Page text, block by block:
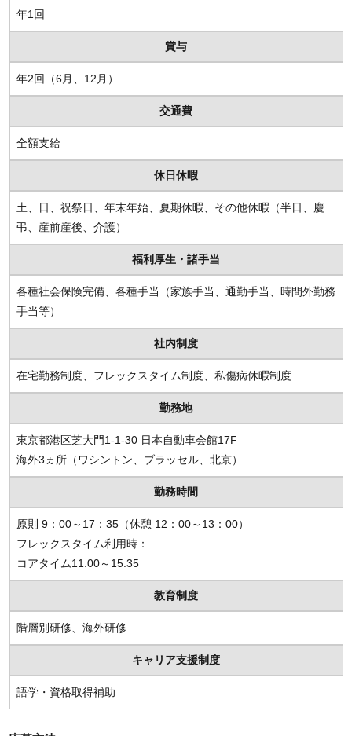
年1回
賞与
年2回（6月、12月）
交通費
全額支給
休日休暇
土、日、祝祭日、年末年始、夏期休暇、その他休暇（半日、慶
弔、産前産後、介護）
福利厚生・諸手当
各種社会保険完備、各種手当（家族手当、通勤手当、時間外勤務
手当等）
社内制度
在宅勤務制度、フレックスタイム制度、私傷病休暇制度
勤務地
東京都港区芝大門1-1-30 日本自動車会館17F
海外3ヵ所（ワシントン、ブラッセル、北京）
勤務時間
原則 9：00～17：35（休憩 12：00～13：00）
フレックスタイム利用時：
コアタイム11:00～15:35
教育制度
階層別研修、海外研修
キャリア支援制度
語学・資格取得補助